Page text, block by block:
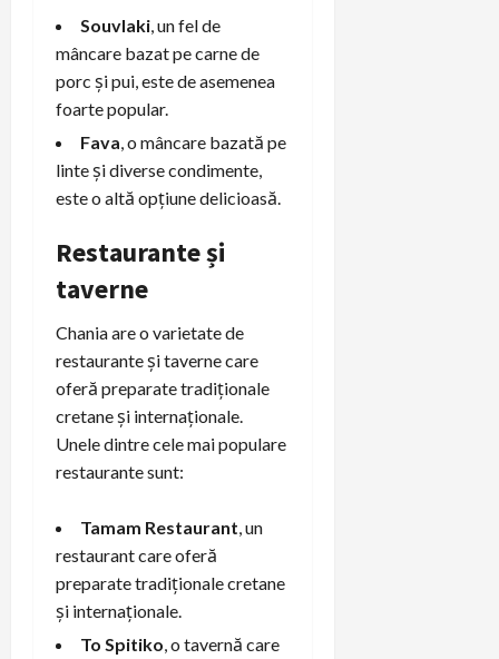
Souvlaki , un fel de
mâncare bazat pe carne de
porc și pui, este de asemenea
foarte popular.
Fava , o mâncare bazată pe
linte și diverse condimente,
este o altă opțiune delicioasă.
Restaurante și
taverne
Chania are o varietate de
restaurante și taverne care
oferă preparate tradiționale
cretane și internaționale.
Unele dintre cele mai populare
restaurante sunt:
Tamam Restaurant , un
restaurant care oferă
preparate tradiționale cretane
și internaționale.
To Spitiko , o tavernă care